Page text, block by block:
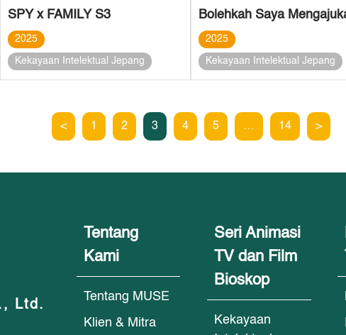
SPY x FAMILY S3
2025
Kekayaan Intelektual Jepang
2025
Kekayaan Intelektual Jepang
< 1 2 3 4 5 … 14 >
Ltd.
Tentang
Kami
Tentang MUSE
Klien & Mitra
Seri Animasi
TV dan Film
Bioskop
Kekayaan